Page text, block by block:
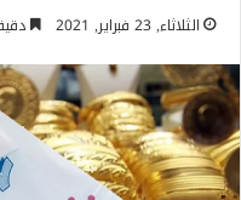
الثلاثاء, 23 فبراير, 2021